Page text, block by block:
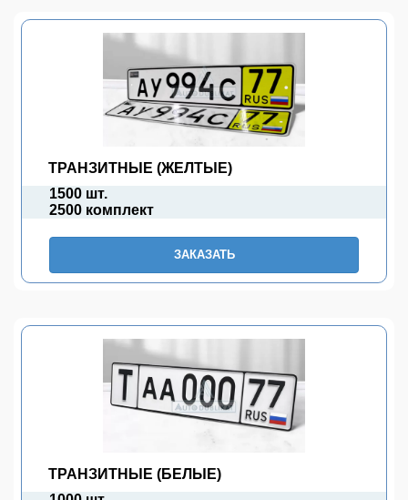
ТРАНЗИТНЫЕ (ЖЕЛТЫЕ)
1500 шт.
2500 комплект
ЗАКАЗАТЬ
ТРАНЗИТНЫЕ (БЕЛЫЕ)